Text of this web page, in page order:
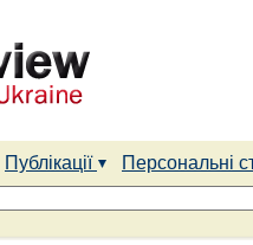
Публікації
Персональні